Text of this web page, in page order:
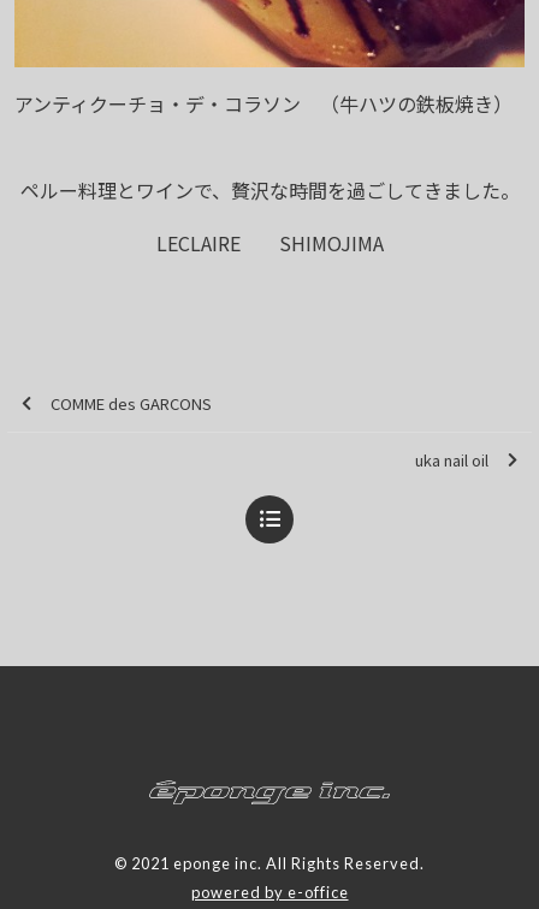
アンティクーチョ・デ・コラソン （牛ハツの鉄板焼き）
ペルー料理とワインで、贅沢な時間を過ごしてきました。
LECLAIRE SHIMOJIMA
COMME des GARCONS
uka nail oil
© 2021 eponge inc. All Rights Reserved.
powered by e-office